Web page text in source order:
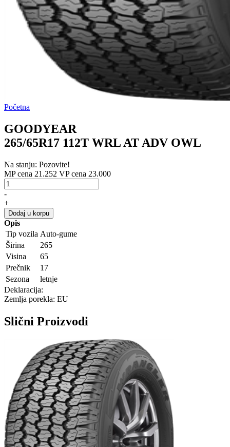
Početna
GOODYEAR
265/65R17 112T WRL AT ADV OWL
Na stanju: Pozovite!
MP cena 21.252 VP cena 23.000
-
+
Dodaj u korpu
Opis
Tip vozila Auto-gume
Širina
265
Visina
65
Prečnik
17
Sezona
letnje
Deklaracija:
Zemlja porekla: EU
Slični Proizvodi